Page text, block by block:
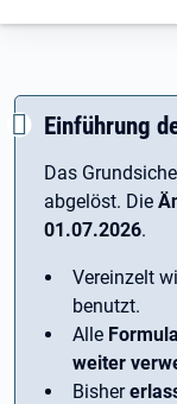
Einführung
Das
abgelöst. Die
01.07.2026.
Vereinzelt
benutzt.
Alle
weiter
Bisher